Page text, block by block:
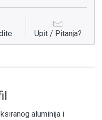
Upit / Pitanja?
aluminija i